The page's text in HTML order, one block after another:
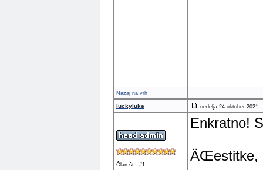
Nazaj na vrh
luckyluke nedelja 24 oktober 2021 -
Član št.: #1
Enkratno!
ÄŒestitke,